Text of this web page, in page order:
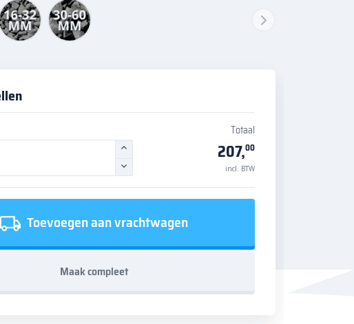
Totaal
207,00
incl. BTW
Toevoegen aan vrachtwagen
Maak compleet